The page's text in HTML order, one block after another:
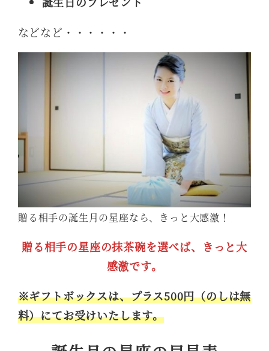
などなど・・・・・・
贈る相手の誕生月の星座なら、きっと大感激！
贈る相手の星座の抹茶碗を選べば、きっと大
感激です。
※ギフトボックスは、プラス500円（のしは無
料）にてお受けいたします。